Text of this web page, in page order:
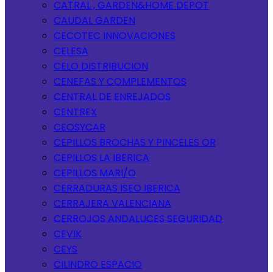
CATRAL , GARDEN&HOME DEPOT
CAUDAL GARDEN
CECOTEC INNOVACIONES
CELESA
CELO DISTRIBUCION
CENEFAS Y COMPLEMENTOS
CENTRAL DE ENREJADOS
CENTREX
CEOSYCAR
CEPILLOS BROCHAS Y PINCELES OR
CEPILLOS LA IBERICA
CEPILLOS MARI/O
CERRADURAS ISEO IBERICA
CERRAJERA VALENCIANA
CERROJOS ANDALUCES SEGURIDAD
CEVIK
CEYS
CILINDRO ESPACIO